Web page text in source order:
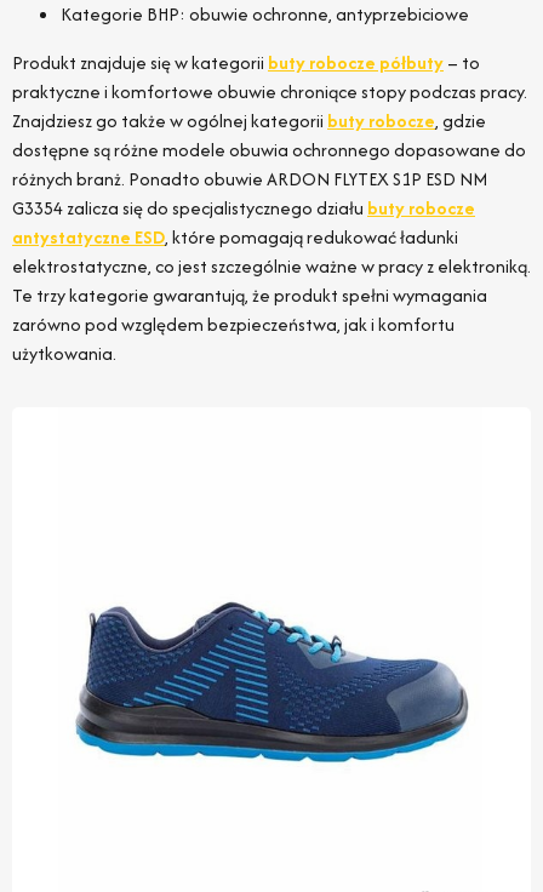
Kategorie BHP: obuwie ochronne, antyprzebiciowe
Produkt znajduje się w kategorii buty robocze półbuty– to
praktyczne i komfortowe obuwie chroniące stopy podczas pracy.
Znajdziesz go także w ogólnej kategorii buty robocze, gdzie
dostępne są różne modele obuwia ochronnego dopasowane do
różnych branż. Ponadto obuwie ARDON FLYTEX S1P ESD NM
G3354 zalicza się do specjalistycznego działu buty robocze
antystatyczne ESD, które pomagają redukować ładunki
elektrostatyczne, co jest szczególnie ważne w pracy z elektroniką.
Te trzy kategorie gwarantują, że produkt spełni wymagania
zarówno pod względem bezpieczeństwa, jak i komfortu
użytkowania.